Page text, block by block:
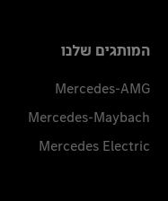
המותגים שלנו
Mercedes-AMG
Mercedes-Maybach
Mercedes Electric